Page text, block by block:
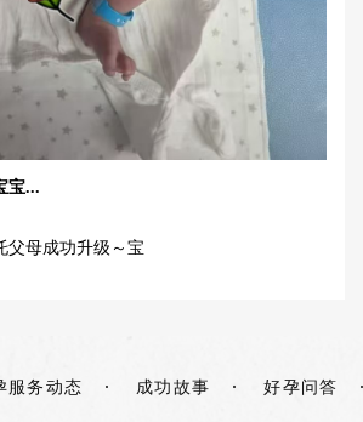
宝...
母成功升级～宝
服务动态 成功故事 好孕问答